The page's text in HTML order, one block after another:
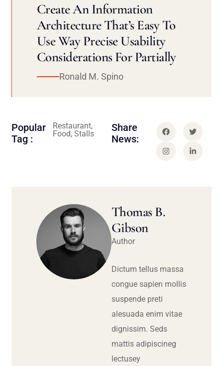
Create An Information
Architecture That’s Easy To
Use Way Precise Usability
Considerations For Partially
Ronald M. Spino
Popular
Tag :
Restaurant,
Food, Stalls
Share
News:
Thomas B.
Gibson
Author
Dictum tellus massa
congue sapien mollis
suspende preti
alesuada enim vitae
dignissim. Seds
mattis adipiscineg
lectusey